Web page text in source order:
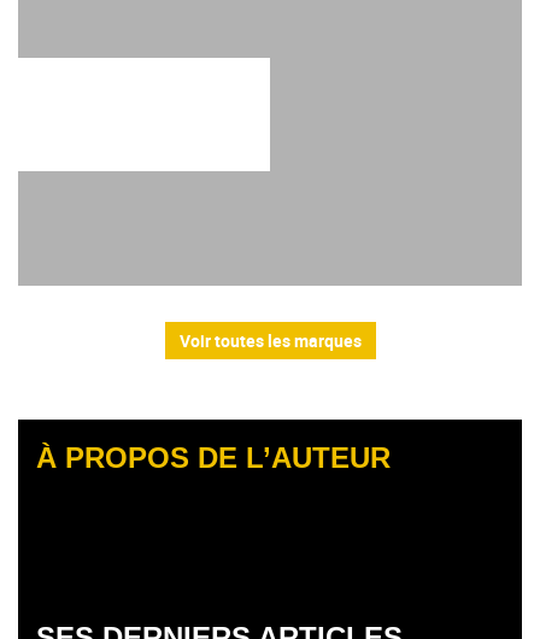
Voir toutes les marques
À PROPOS DE L’AUTEUR